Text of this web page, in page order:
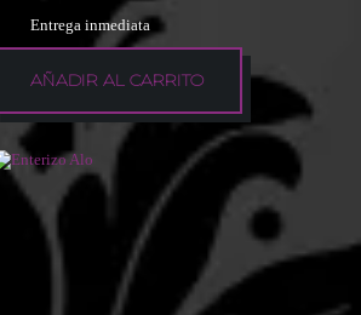
Entrega inmediata
AÑADIR AL CARRITO